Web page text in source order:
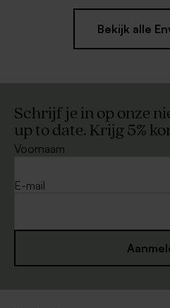
Bekijk alle
Schrijf je in op onze
up to date. Krijg 5%
Voornaam
E-mail